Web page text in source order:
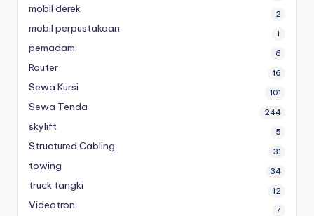
mobil derek 2
mobil perpustakaan 1
pemadam 6
Router 16
Sewa Kursi 101
Sewa Tenda 244
skylift 5
Structured Cabling 31
towing 34
truck tangki 12
Videotron 7